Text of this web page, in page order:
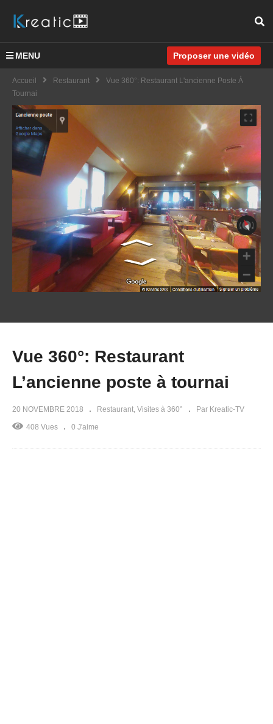
MENU Proposer une vidéo
Accueil Restaurant
Vue 360°: Restaurant L'ancienne Poste À
Tournai
Vue 360°: Restaurant
L’ancienne poste à tournai
20 NOVEMBRE 2018 Restaurant Visites à 360° Par Kreatic-TV
408 Vues 0 J'aime